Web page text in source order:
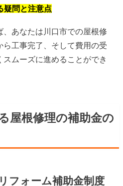
疑問と注意点
、あなたは川口市での屋根修
工事完了、そして費用の受
ムーズに進めることができ
屋根修理の補助金の
フォーム補助金制度